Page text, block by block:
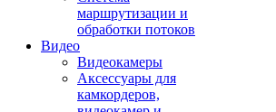
маршрутизации и
обработки потоков
Видео
Видеокамеры
Аксессуары для
камкордеров,